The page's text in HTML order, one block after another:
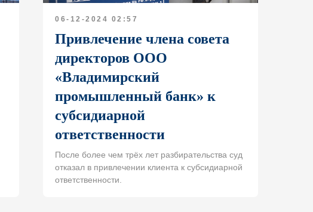
06-12-2024 02:57
Привлечение члена совета
директоров ООО
«Владимирский
промышленный банк» к
субсидиарной
ответственности
После более чем трёх лет разбирательства суд
отказал в привлечении клиента к субсидиарной
ответственности.